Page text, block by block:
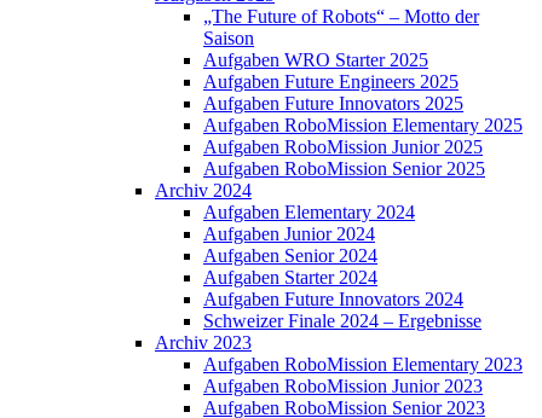
„The Future of Robots“ – Motto der
Saison
Aufgaben WRO Starter 2025
Aufgaben Future Engineers 2025
Aufgaben Future Innovators 2025
Aufgaben RoboMission Elementary 2025
Aufgaben RoboMission Junior 2025
Aufgaben RoboMission Senior 2025
Archiv 2024
Aufgaben Elementary 2024
Aufgaben Junior 2024
Aufgaben Senior 2024
Aufgaben Starter 2024
Aufgaben Future Innovators 2024
Schweizer Finale 2024 – Ergebnisse
Archiv 2023
Aufgaben RoboMission Elementary 2023
Aufgaben RoboMission Junior 2023
Aufgaben RoboMission Senior 2023